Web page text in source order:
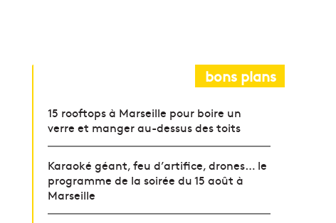
bons plans
15 rooftops à Marseille pour boire un
verre et manger au-dessus des toits
Karaoké géant, feu d’artifice, drones… le
programme de la soirée du 15 août à
Marseille